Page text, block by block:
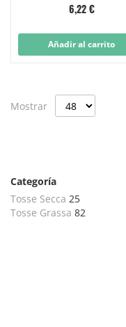
6,22 €
Añadir al carrito
Mostrar
Categoría
Tosse Secca 25
Tosse Grassa 82